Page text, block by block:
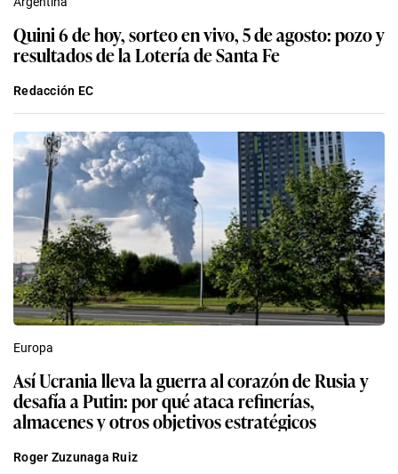
Quini 6 de hoy, sorteo en vivo, 5 de agosto: pozo y
resultados de la Lotería de Santa Fe
Redacción EC
Europa
Así Ucrania lleva la guerra al corazón de Rusia y
desafía a Putin: por qué ataca refinerías,
almacenes y otros objetivos estratégicos
Roger Zuzunaga Ruiz